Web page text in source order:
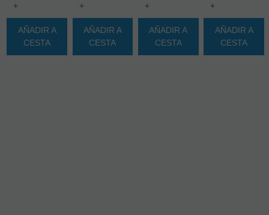
+
AÑADIR A
CESTA
+
AÑADIR A
CESTA
+
AÑADIR A
CESTA
+
AÑADIR A
CESTA